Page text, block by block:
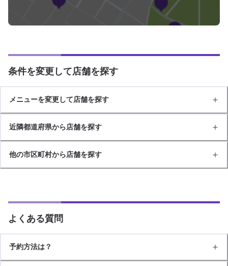
条件を変更して店舗を探す
メニューを変更して店舗を探す
近隣都道府県から店舗を探す
他の市区町村から店舗を探す
よくある質問
予約方法は？